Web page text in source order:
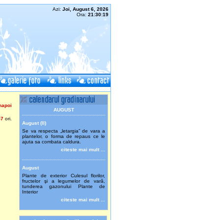
Azi: Joi, August 6, 2026
Ora: 21:30:19
ori.
AUGUST
August (II)
Se va respecta „letargia” de vara a
plantelor, o forma de repaus ce le
ajuta sa combata caldura.
citeste mai mult ...
August
Plante de exterior Culesul florilor,
fructelor şi a legumelor de vară,
tunderea gazonului Plante de
Interior
citeste mai mult ...